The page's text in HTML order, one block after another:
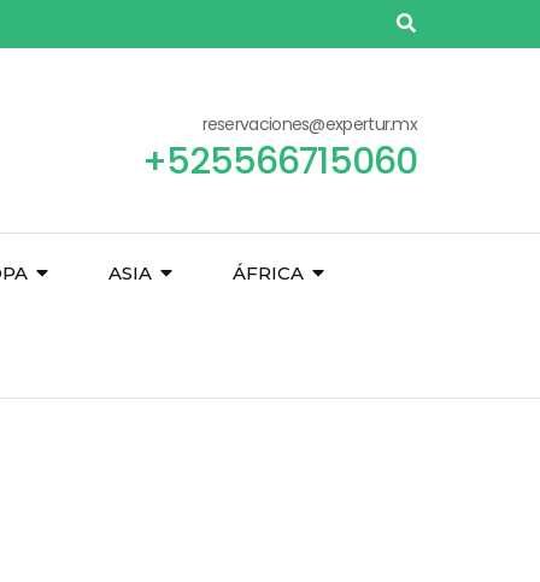
reservaciones@expertur.mx
+525566715060
ASIA ÁFRICA